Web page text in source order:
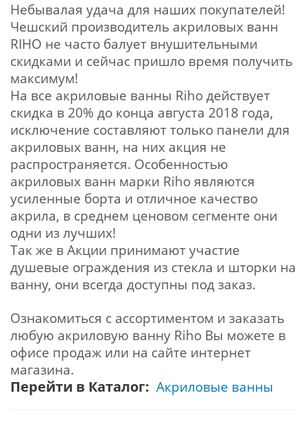
Небывалая удача для наших покупателей!
Чешский производитель акриловых ванн
RIHO не часто балует внушительными
скидками и сейчас пришло время получить
максимум!
На все акриловые ванны Riho действует
скидка в 20% до конца августа 2018 года,
исключение составляют только панели для
акриловых ванн, на них акция не
распространяется. Особенностью
акриловых ванн марки Riho являются
усиленные борта и отличное качество
акрила, в среднем ценовом сегменте они
одни из лучших!
Так же в Акции принимают участие
душевые ограждения из стекла и шторки на
ванну, они всегда доступны под заказ.
Ознакомиться с ассортиментом и заказать
любую акриловую ванну Riho Вы можете в
офисе продаж или на сайте интернет
магазина.
Перейти в Каталог: Акриловые ванны